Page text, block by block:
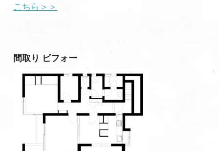
こちら＞＞
間取り ビフォー